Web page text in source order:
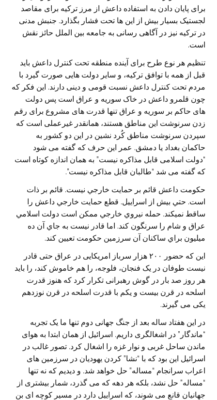
برای پایان دادن به استفاده داعش از مرز ترکیه برای مقاصد
لجستیک بسیار بیش از این ها تحت فشار بگذارد. جنبش مدنی
در ترکیه نیز در آگاهی رسانی به جامعه بین الملل حائز نقش
است.
تنظیم هر نوع طرح برای آینده منطقه تحت کنترل داعش باید
قبل از همه با توافق ترکیه، و سایر دولت هایی صورت گیرد با
مردم تحت کنترل داعش نسبت قومی و دینی دارند. این فکر که
چون قلمرو داعش در خاک سوریه و عراق است پس دولت
های حاکم بر سوریه و عراق تنها قدرت های مشروع برای رقم
زدن سرنوشت این مناطق هستند، همانقدر غیرعملی است که
سپردن سرنوشت مناطق کُرد نشین در این دو کشور به
حاکمان بغداد یا دمشق. عمر این حرف که گفته می شود
“دولت اسلامی قابل مذاکره نیست” به همان اندازه کوتاه است
که گفته می شد “طالبان قابل مذاکره نیست”.
حكومت داعش قائم بر حمايت خارجي نيست. قائم بر ذات
است. حتي بيش از اسراييل. قطع حمايت خارجي داعش را
ساقط نميكند. حمله نيروي خارجي ممكن است دولت اسلامي
عراق و شام را سرنگون كند. اما قادر نيست به جاي آن ده
ميليون براي ساكنان آن سرزمين حكومت تعيين كند.
این که حضور ۲۰۰ هزار سرباز امریکایی در عراق حتی قادر
نیست طوفان در یک فنجان، فلوجه، را هم خاموش کند، را باید
هر روز صد بار در گوش رهبرانی تکرار کرد که هنوز قدرت
اسلحه در قرن بیست و یکم با قدرت اسلحه در قرن نوزدهم
یکی می گیرند.
در این هفتاد ساله بعد از جنگ جهانی دوم تنها ما یک تجربه
“ماندگار” در اشغالگری داریم. اسرائیل از همان ابتدا به هوای
ماندن ساحل غربی و نوار غزه را اشغال کرد. تصور غالب در
اسرائیل این بود که با “نشا” کردن یهودیان در سرزمین های
اعراب سرانجام “مساله” حل خواهد شد. و دیدیم که نه تنها
“مساله” حل نشد، بلکه هر دهه که می گذرد، شمار بیشتری از
جهانیان قانع می شوند، که اسراییل دارد در مسیر کوچه ای بن